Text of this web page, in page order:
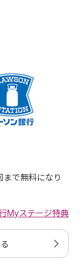
0円～
100万円
ップ取引、
ージ額」「J-
で無料になり
Myステージ特典